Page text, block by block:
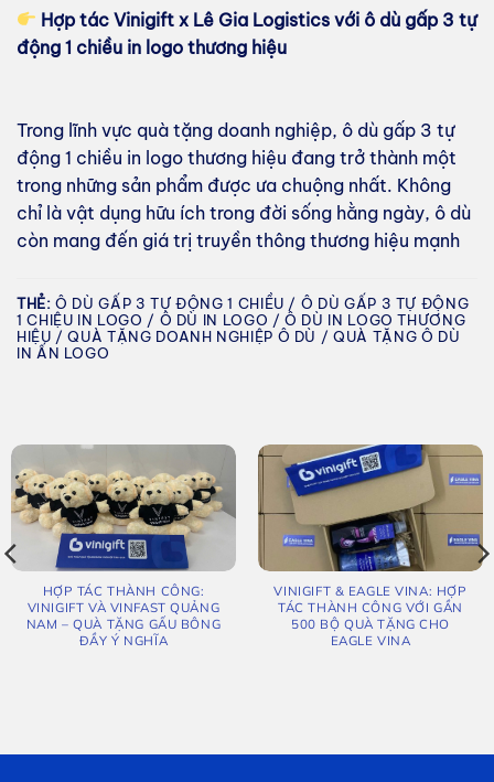
Hợp tác Vinigift x Lê Gia Logistics với ô dù gấp 3 tự
động 1 chiều in logo thương hiệu
Trong lĩnh vực quà tặng doanh nghiệp, ô dù gấp 3 tự
động 1 chiều in logo thương hiệu đang trở thành một
trong những sản phẩm được ưa chuộng nhất. Không
chỉ là vật dụng hữu ích trong đời sống hằng ngày, ô dù
còn mang đến giá trị truyền thông thương hiệu mạnh
THẺ: Ô DÙ GẤP 3 TỰ ĐỘNG 1 CHIỀU / Ô DÙ GẤP 3 TỰ ĐỘNG
1 CHIỆU IN LOGO / Ô DÙ IN LOGO / Ô DÙ IN LOGO THƯƠNG
HIỆU / QUÀ TẶNG DOANH NGHIỆP Ô DÙ / QUÀ TẶNG Ô DÙ
IN ẤN LOGO
HỢP TÁC THÀNH CÔNG:
VINIGIFT VÀ VINFAST QUẢNG
NAM – QUÀ TẶNG GẤU BÔNG
ĐẦY Ý NGHĨA
VINIGIFT & EAGLE VINA: HỢP
TÁC THÀNH CÔNG VỚI GẦN
500 BỘ QUÀ TẶNG CHO
EAGLE VINA